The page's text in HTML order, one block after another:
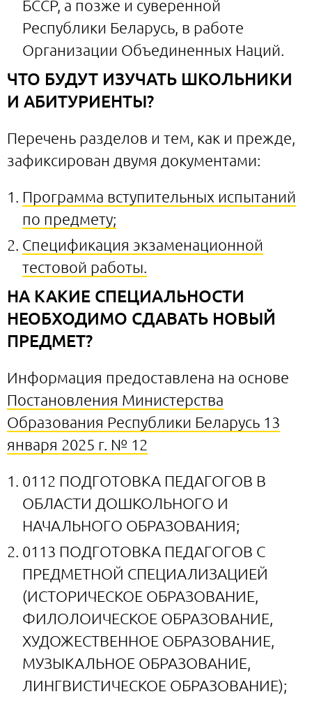
БССР, а позже и суверенной
Республики Беларусь, в работе
Организации Объединенных Наций.
ЧТО БУДУТ ИЗУЧАТЬ ШКОЛЬНИКИ
И АБИТУРИЕНТЫ?
Перечень разделов и тем, как и прежде,
зафиксирован двумя документами:
Программа вступительных испытаний
по предмету;
Спецификация экзаменационной
тестовой работы.
НА КАКИЕ СПЕЦИАЛЬНОСТИ
НЕОБХОДИМО СДАВАТЬ НОВЫЙ
ПРЕДМЕТ?
Информация предоставлена на основе
Постановления Министерства
Образования Республики Беларусь 13
января 2025 г. № 12
0112 ПОДГОТОВКА ПЕДАГОГОВ В
ОБЛАСТИ ДОШКОЛЬНОГО И
НАЧАЛЬНОГО ОБРАЗОВАНИЯ;
0113 ПОДГОТОВКА ПЕДАГОГОВ С
ПРЕДМЕТНОЙ СПЕЦИАЛИЗАЦИЕЙ
(ИСТОРИЧЕСКОЕ ОБРАЗОВАНИЕ,
ФИЛОЛОИЧЕСКОЕ ОБРАЗОВАНИЕ,
ХУДОЖЕСТВЕННОЕ ОБРАЗОВАНИЕ,
МУЗЫКАЛЬНОЕ ОБРАЗОВАНИЕ,
ЛИНГВИСТИЧЕСКОЕ ОБРАЗОВАНИЕ);